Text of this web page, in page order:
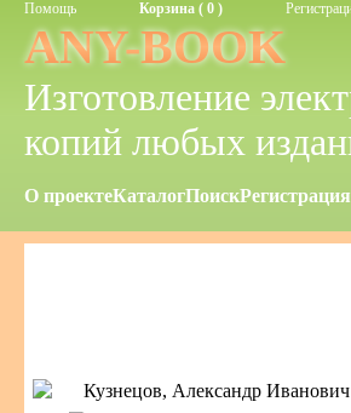
Помощь Корзина ( 0 )
ANY-BOOK
Изготовление
копий любых
О проектеКаталогПоискРегистрация
Кузнецов, Александр Иванович